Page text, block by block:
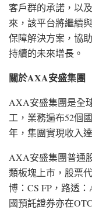
客戶群的承諾，以
來，該平台將繼續
保障解決方案，協
持續的未來增長。
關於AXA安盛集團
AXA安盛集團是全
工，業務遍布52個
年，集團實現收入
AXA安盛集團普通
類板塊上市，股票
博：CS FP，路透
國預託證券亦在